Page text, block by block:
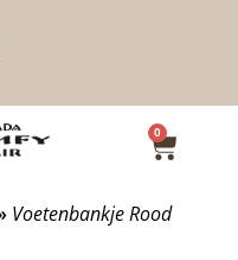
0
Voetenbankje Rood